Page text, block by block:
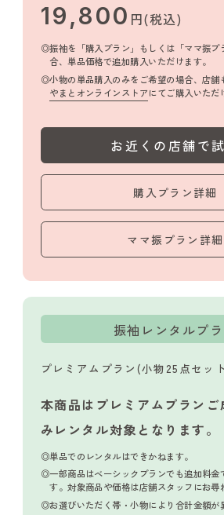
振袖レンタルプ
プレミアムプラン(小物25点セッ
本商品はプレミアムプランご
み レンタル対象となります。
単品でのレンタルはできかねます。
一部商品はベーシックプランでも追加料金
す。対象商品や価格は店舗スタッフにお尋
お選びいただく帯・小物により合計金額が
19,800 円(税込)
振袖を「購入プラン」もしくは「ママ振プ
合、単品価格で追加購入いただけます。
小物の単品購入のみをご希望の場合、店舗
やまとオンラインストアにてご購入いただ
お近くの店舗で
購入プラン詳細
ママ振プラン詳細